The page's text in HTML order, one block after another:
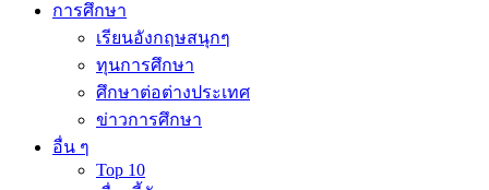
การศึกษา
เรียนอังกฤษสนุกๆ
ทุนการศึกษา
ศึกษาต่อต่างประเทศ
ข่าวการศึกษา
อื่น ๆ
Top 10